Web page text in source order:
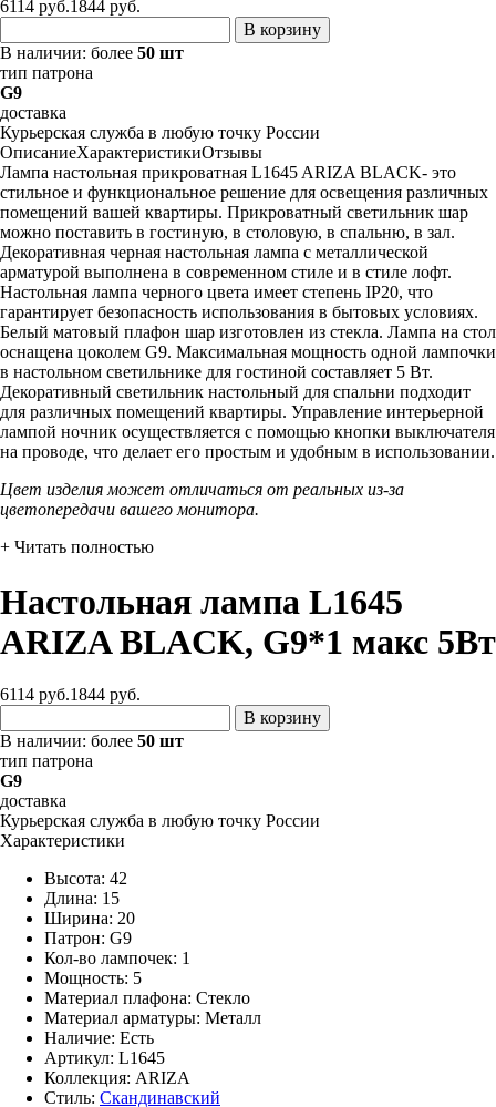
6114 руб.1844 руб.
В корзину
В наличии: более 50 шт
тип патрона
G9
доставка
Курьерская служба в любую точку России
ОписаниеХарактеристикиОтзывы
Лампа настольная прикроватная L1645 ARIZA BLACK- это
стильное и функциональное решение для освещения различных
помещений вашей квартиры. Прикроватный светильник шар
можно поставить в гостиную, в столовую, в спальню, в зал.
Декоративная черная настольная лампа с металлической
арматурой выполнена в современном стиле и в стиле лофт.
Настольная лампа черного цвета имеет степень IP20, что
гарантирует безопасность использования в бытовых условиях.
Белый матовый плафон шар изготовлен из стекла. Лампа на стол
оснащена цоколем G9. Максимальная мощность одной лампочки
в настольном светильнике для гостиной составляет 5 Вт.
Декоративный светильник настольный для спальни подходит
для различных помещений квартиры. Управление интерьерной
лампой ночник осуществляется с помощью кнопки выключателя
на проводе, что делает его простым и удобным в использовании.
Цвет изделия может отличаться от реальных из-за
цветопередачи вашего монитора.
+ Читать полностью
Настольная лампа L1645
ARIZA BLACK, G9*1 макс 5Вт
6114 руб.1844 руб.
В корзину
В наличии: более 50 шт
тип патрона
G9
доставка
Курьерская служба в любую точку России
Характеристики
Высота: 42
Длина: 15
Ширина: 20
Патрон: G9
Кол-во лампочек: 1
Мощность: 5
Материал плафона: Стекло
Материал арматуры: Металл
Наличие: Есть
Артикул: L1645
Коллекция: ARIZA
Стиль: Скандинавский